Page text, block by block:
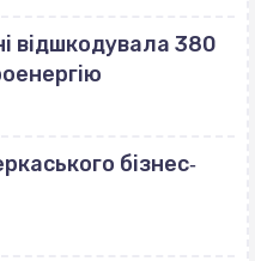
відшкодувала 380
бізнес‐